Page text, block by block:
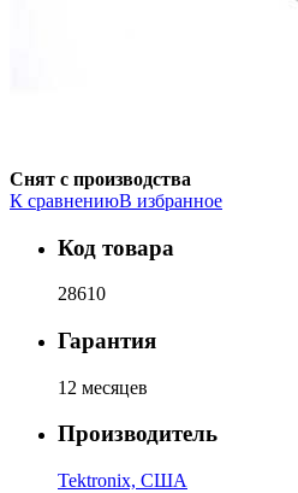
Снят с производства
К сравнениюВ избранное
Код товара
28610
Гарантия
12 месяцев
Производитель
Tektronix, США